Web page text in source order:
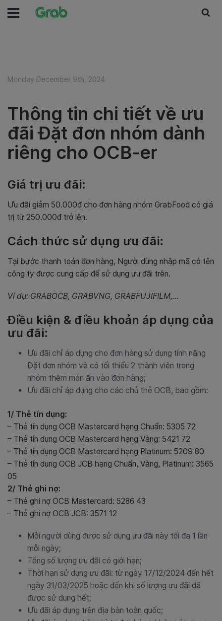
Monday December 9th, 2024
Thông tin chi tiết về ưu
đãi Đặt đơn nhóm dành
riêng cho OCB-er
Giá trị ưu đãi:
Ưu đãi giảm 50.000đ cho đơn hàng nhóm GrabFood có giá
trị từ 250.000đ trở lên.
Cách thức sử dụng ưu đãi:
Tại bước thanh toán đơn hàng, Người dùng nhập mã có tên
công ty được cung cấp để sử dụng ưu đãi trên.
Ví dụ: GRABOCB, GRABVNG, GRABFUJIFILM,…
Điều kiện & điều khoản áp dụng của
ưu đãi:
Ưu đãi chỉ áp dụng cho đơn hàng sử dụng tính năng
Đặt đơn nhóm và có tối thiểu 2 thành viên trong
nhóm thêm món ăn vào đơn hàng;
Ưu đãi chỉ áp dụng cho các chủ thẻ OCB, bao gồm:
1/ Thẻ tín dụng:
– Thẻ tín dụng OCB Mastercard hạng Chuẩn: 5305 72
– Thẻ tín dụng OCB Mastercard hạng Vàng: 5421 72
– Thẻ tín dụng OCB Mastercard hạng Platinum: 5209 80
– Thẻ tín dụng OCB JCB hạng Chuẩn, Vàng, Platinum: 3565
05
2/ Thẻ ghi nợ:
– Thẻ ghi nợ OCB Mastercard: 5286 43
– Thẻ ghi nợ OCB JCB: 3571 12
Mỗi người dùng được sử dụng ưu đãi này tối đa 1 lần
mỗi ngày;
Tổng số lượng ưu đãi có giới hạn;
Thời hạn sử dụng ưu đãi: từ ngày 17/12/2024 đến hết
ngày 31/03/2025 hoặc đến khi số lượng ưu đãi đã
được sử dụng hết;
Ưu đãi áp dụng trên địa bàn toàn quốc;